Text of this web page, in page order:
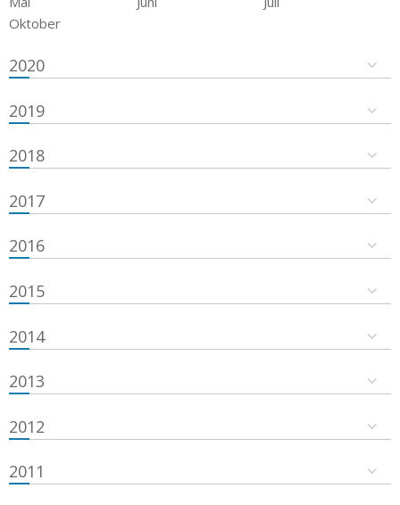
Oktober
2020
2019
2018
2017
2016
2015
2014
2013
2012
2011